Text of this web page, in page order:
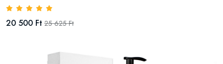
20 500 Ft 25 625 Ft